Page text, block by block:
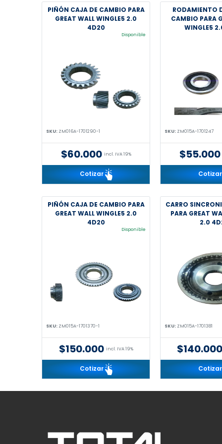
PIÑÓN CAJA DE CAMBIO PARA
GREAT WALL WINGLE5 2.0
4D20
Disponible
SKU: ZM016A-1701290-1
$60.000 incl. IVA 19%
Cotizar
RODAMIENTO
CAMBIO PARA
WINGLE5
SKU: ZM015A-1701247
$55.000
PIÑÓN CAJA DE CAMBIO PARA
GREAT WALL WINGLE5 2.0
4D20
Disponible
SKU: ZM015A-1701370-1
$150.000 incl. IVA 19%
Cotizar
CARRO
PARA GREAT
2.0
SKU: ZM015A-1701381